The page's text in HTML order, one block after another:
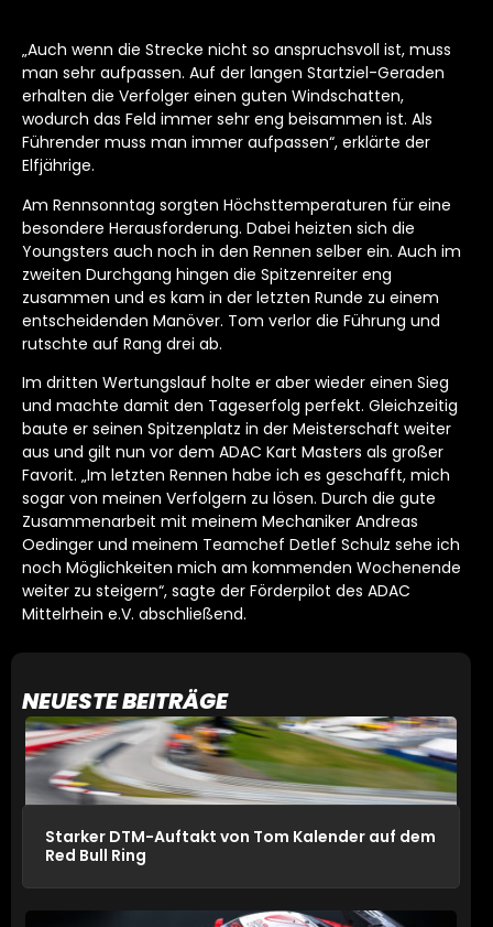
NEUESTE BEITRÄGE
Starker DTM-Auftakt von Tom Kalender auf dem
Red Bull Ring
„Auch wenn die Strecke nicht so anspruchsvoll ist, muss
man sehr aufpassen. Auf der langen Startziel-Geraden
erhalten die Verfolger einen guten Windschatten,
wodurch das Feld immer sehr eng beisammen ist. Als
Führender muss man immer aufpassen“, erklärte der
Elfjährige.
Am Rennsonntag sorgten Höchsttemperaturen für eine
besondere Herausforderung. Dabei heizten sich die
Youngsters auch noch in den Rennen selber ein. Auch im
zweiten Durchgang hingen die Spitzenreiter eng
zusammen und es kam in der letzten Runde zu einem
entscheidenden Manöver. Tom verlor die Führung und
rutschte auf Rang drei ab.
Im dritten Wertungslauf holte er aber wieder einen Sieg
und machte damit den Tageserfolg perfekt. Gleichzeitig
baute er seinen Spitzenplatz in der Meisterschaft weiter
aus und gilt nun vor dem ADAC Kart Masters als großer
Favorit. „Im letzten Rennen habe ich es geschafft, mich
sogar von meinen Verfolgern zu lösen. Durch die gute
Zusammenarbeit mit meinem Mechaniker Andreas
Oedinger und meinem Teamchef Detlef Schulz sehe ich
noch Möglichkeiten mich am kommenden Wochenende
weiter zu steigern“, sagte der Förderpilot des ADAC
Mittelrhein e.V. abschließend.